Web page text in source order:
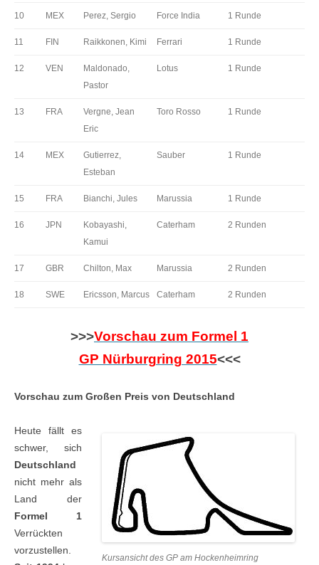
10 MEX Perez, Sergio Force India 1 Runde
11 FIN Raikkonen, Kimi Ferrari 1 Runde
12 VEN
Maldonado,
Pastor
Lotus 1 Runde
13 FRA
Vergne, Jean
Eric
Toro Rosso 1 Runde
14 MEX
Gutierrez,
Esteban
Sauber 1 Runde
15 FRA Bianchi, Jules Marussia 1 Runde
16 JPN
Kobayashi,
Kamui
Caterham 2 Runden
17 GBR Chilton, Max Marussia 2 Runden
18 SWE Ericsson, Marcus Caterham 2 Runden
>>>Vorschau zum Formel 1
GP Nürburgring 2015<<<
Vorschau zum Großen Preis von Deutschland
Kursansicht des GP am Hockenheimring
Heute fällt es
schwer, sich
Deutschland
nicht mehr als
Land der
Formel 1
Verrückten
vorzustellen.